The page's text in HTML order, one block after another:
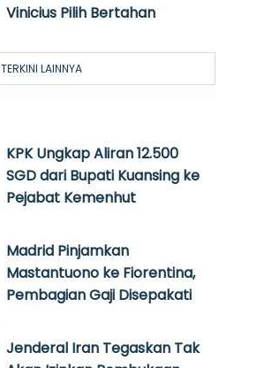
Vinicius Pilih Bertahan
TERKINI LAINNYA
KPK Ungkap Aliran 12.500
SGD dari Bupati Kuansing ke
Pejabat Kemenhut
Madrid Pinjamkan
Mastantuono ke Fiorentina,
Pembagian Gaji Disepakati
Jenderal Iran Tegaskan Tak